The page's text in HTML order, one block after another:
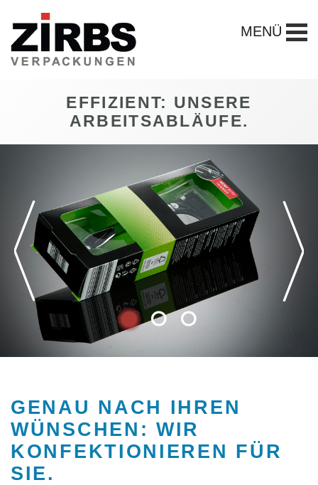
MENÜ
EFFIZIENT: UNSERE
ARBEITSABLÄUFE.
GENAU NACH IHREN
WÜNSCHEN: WIR
KONFEKTIONIEREN FÜR
SIE.